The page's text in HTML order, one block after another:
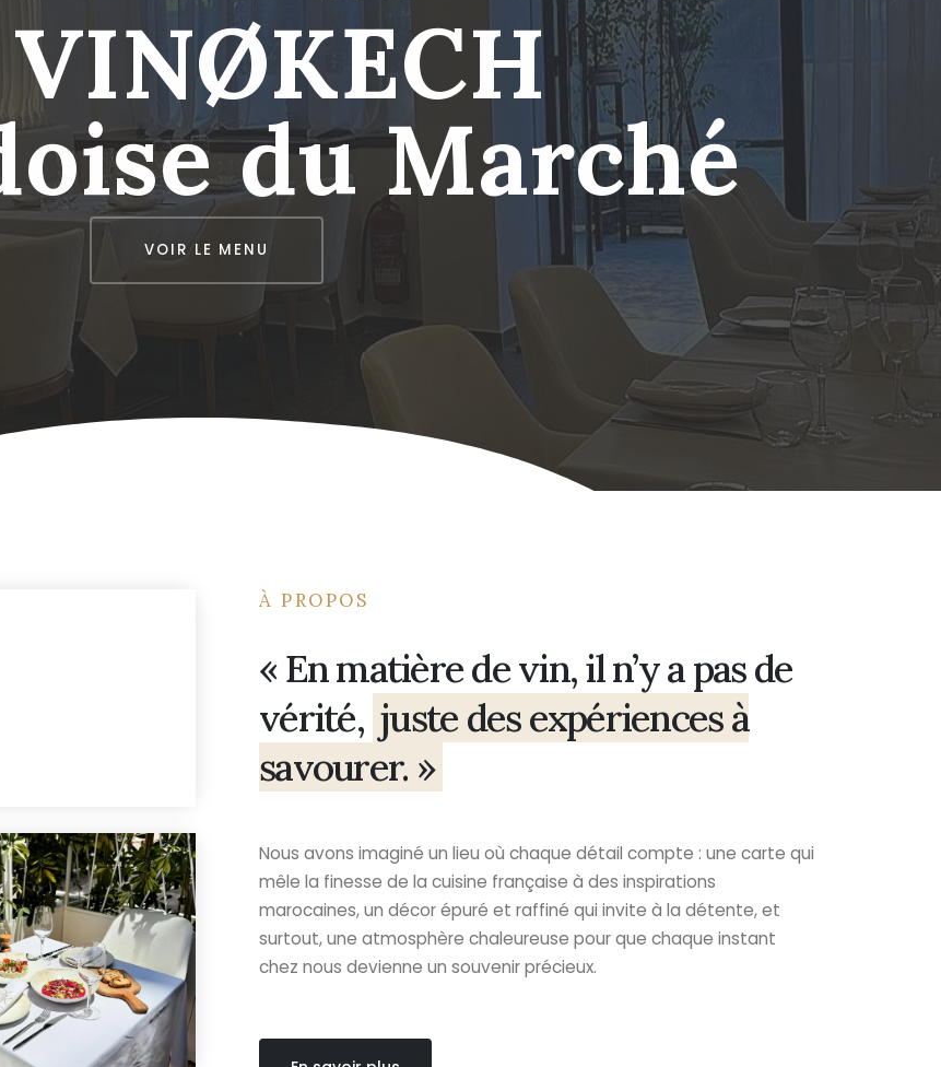
VINØKECH
du Marché
VOIR LE MENU
À PROPOS
« En matière de vin, il n’y a pas de
vérité, juste des expériences à
savourer. »
Nous avons imaginé un lieu où chaque détail compte : une carte qui
mêle la finesse de la cuisine française à des inspirations
marocaines, un décor épuré et raffiné qui invite à la détente, et
surtout, une atmosphère chaleureuse pour que chaque instant
chez nous devienne un souvenir précieux.